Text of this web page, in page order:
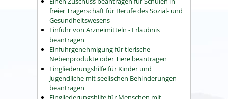
freier Trägerschaft für Berufe des Sozial- und
Gesundheitswesens
Einfuhr von Arzneimitteln - Erlaubnis
beantragen
Einfuhrgenehmigung für tierische
Nebenprodukte oder Tiere beantragen
Eingliederungshilfe für Kinder und
Jugendliche mit seelischen Behinderungen
beantragen